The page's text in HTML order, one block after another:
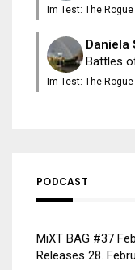
Im Test: The
Daniela
Battles
Im Test: The
PODCAST
MiXT BAG #37
Releases 28.